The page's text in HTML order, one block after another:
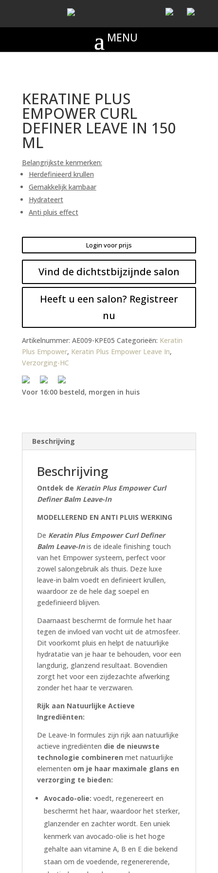
KERATINE PLUS
EMPOWER CURL
DEFINER LEAVE IN 150
ML
Belangrijkste kenmerken:
Herdefinieerd krullen
Gemakkelijk kambaar
Hydrateert
Anti pluis effect
Login voor prijs
Vind de dichtstbijzijnde salon
Heeft u een salon? Registreer
nu
Artikelnummer: AE009-KPE05 Categorieën: Keratin
Plus Empower, Keratin Plus Empower Leave In,
Verzorging-HC
Voor 16:00 besteld, morgen in huis
Beschrijving
Beschrijving
Ontdek de Keratin Plus Empower Curl
Definer Balm Leave-In
MODELLEREND EN ANTI PLUIS WERKING
De Keratin Plus Empower Curl Definer
Balm Leave-Inis de ideale finishing touch
van het Empower systeem, perfect voor
zowel salongebruik als thuis. Deze luxe
leave-in balm voedt en definieert krullen,
waardoor ze de hele dag soepel en
gedefinieerd blijven.
Daarnaast beschermt de formule het haar
tegen de invloed van vocht uit de atmosfeer.
Dit voorkomt pluis en helpt de natuurlijke
hydratatie van je haar te behouden, voor een
langdurig, glanzend resultaat. Bovendien
zorgt het voor een zijdezachte afwerking
zonder het haar te verzwaren.
Rijk aan Natuurlijke Actieve
Ingrediënten:
De Leave-In formules zijn rijk aan natuurlijke
actieve ingrediënten die de nieuwste
technologie combineren met natuurlijke
elementen om je haar maximale glans en
verzorging te bieden:
Avocado-olie: voedt, regenereert en
beschermt het haar, waardoor het sterker,
glanzender en zachter wordt. Een uniek
kenmerk van avocado-olie is het hoge
gehalte aan vitamine A, B en E die bekend
staan om de voedende, regenererende,